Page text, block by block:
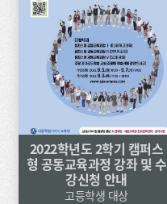
2022학년도 2학기 캠퍼스
형 공동교육과정 강좌 및 수
강신청 안내
고등학생 대상